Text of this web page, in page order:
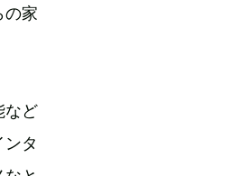
の家
など
タ